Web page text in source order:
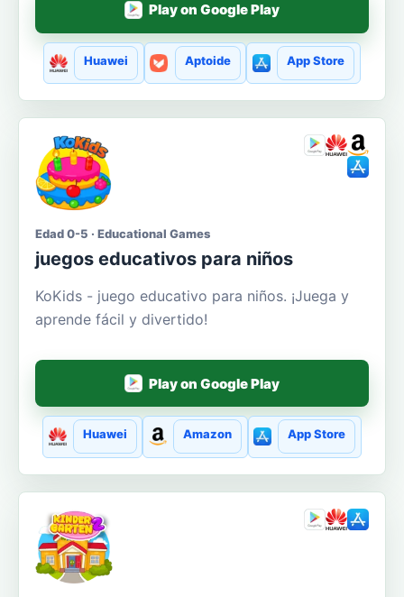
Play on Google Play
Huawei Aptoide App Store
Edad 0-5 · Educational Games
juegos educativos para niños
KoKids - juego educativo para niños. ¡Juega y
aprende fácil y divertido!
Play on Google Play
Huawei Amazon App Store